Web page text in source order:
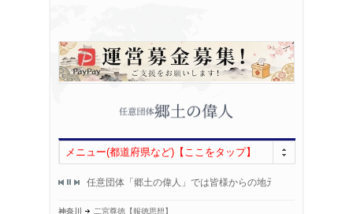
メニュー(都道府県など)【ここをタップ】
人になりました！任意団体「郷土の偉人」では皆様からの地元偉人情報を募集
神奈川 二宮尊徳【報徳思想】